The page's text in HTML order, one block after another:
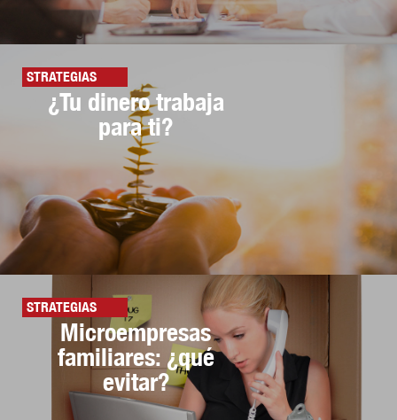
STRATEGIAS
¿Tu dinero trabaja
para ti?
STRATEGIAS
Microempresas
familiares: ¿qué
evitar?